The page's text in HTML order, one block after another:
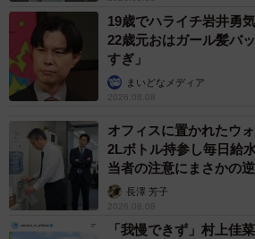
供）
コメント欄には「個性を褒めたお母
「今の仕事ができてるのはカゲプチの
大にして言いたい」などの声が寄せら
同作について、作者のぬこー様ちゃ
た。
この漫画がバズったことでカゲ
DMが来ました
19歳でハライチ岩井勇
22歳元おはガール髪バ
すぎ」
まいどなメディア
2026.08.08
オフィスに置かれたウ
2Lボトル持参し毎日給
当者の注意にまさかの
説】長澤 芳子
2026.08.08
「我慢できず」村上佳